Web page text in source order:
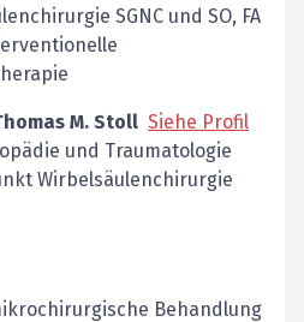
SGNC und SO, FA
M. Stoll Siehe Profil
und Traumatologie
Wirbelsäulenchirurgie
Behandlung